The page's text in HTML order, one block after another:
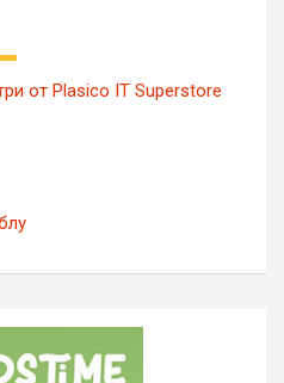
от Plasico IT Superstore